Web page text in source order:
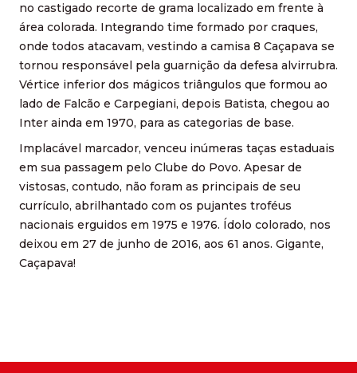
no castigado recorte de grama localizado em frente à
área colorada. Integrando time formado por craques,
onde todos atacavam, vestindo a camisa 8 Caçapava se
tornou responsável pela guarnição da defesa alvirrubra.
Vértice inferior dos mágicos triângulos que formou ao
lado de Falcão e Carpegiani, depois Batista, chegou ao
Inter ainda em 1970, para as categorias de base.
Implacável marcador, venceu inúmeras taças estaduais
em sua passagem pelo Clube do Povo. Apesar de
vistosas, contudo, não foram as principais de seu
currículo, abrilhantado com os pujantes troféus
nacionais erguidos em 1975 e 1976. Ídolo colorado, nos
deixou em 27 de junho de 2016, aos 61 anos. Gigante,
Caçapava!